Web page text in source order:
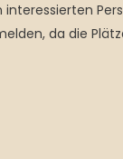
interessierten
da die